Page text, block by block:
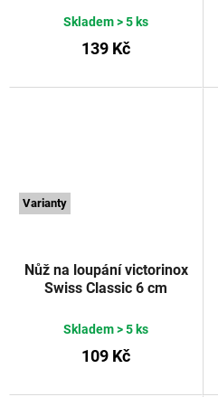
červenýVICTORINOX
Skladem> 5 ks
139 Kč
Varianty
Nůž na loupání victorinox
Swiss Classic 6 cm
Skladem> 5 ks
109 Kč